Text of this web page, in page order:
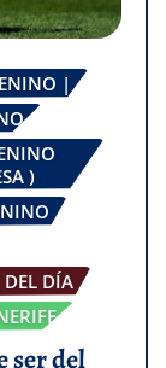
|
)
DEL DÍA
ser del